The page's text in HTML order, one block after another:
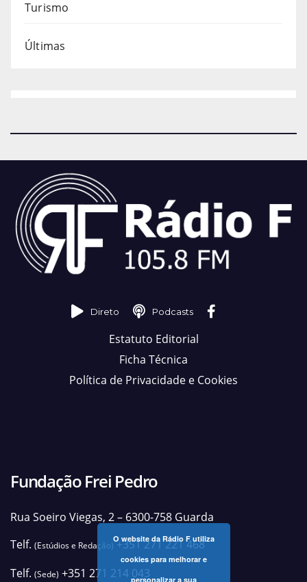
Turismo
Últimas
Direto Podcasts
Estatuto Editorial
Ficha Técnica
Política de Privacidade e Cookies
Fundação Frei Pedro
Rua Soeiro Viegas, 2 – 6300-758 Guarda
Telf. (Estúdios e Redação)+351 271 221 468
Telf. (Sede) +351 271 214 043
O website da Rádio F utiliza
cookies para melhorar e
personalizar a sua